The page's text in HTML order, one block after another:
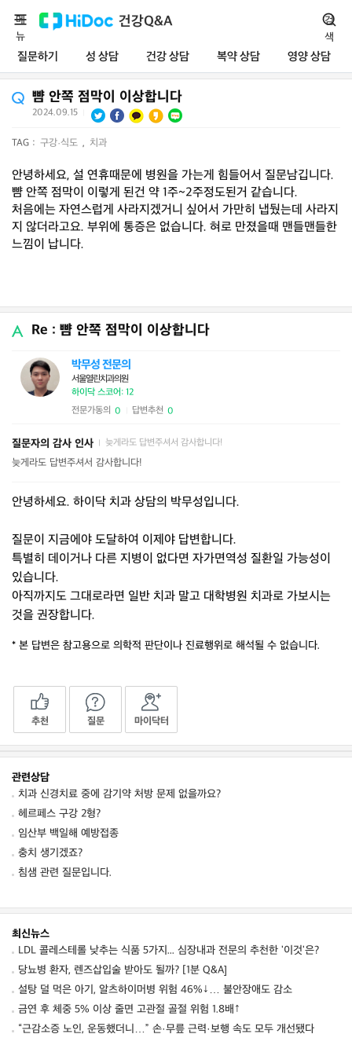
건강Q&A
질문하기 성 상담 건강 상담 복약 상담 영양 상담
메
뉴
검
색
뺨 안쪽 점막이 이상합니다
2024.09.15
TAG : 구강·식도 , 치과
안녕하세요, 설 연휴때문에 병원을 가는게 힘들어서 질문남깁니다.
뺨 안쪽 점막이 이렇게 된건 약 1주~2주정도된거 같습니다.
처음에는 자연스럽게 사라지겠거니 싶어서 가만히 냅뒀는데 사라지
지 않더라고요. 부위에 통증은 없습니다. 혀로 만졌을때 맨들맨들한
느낌이 납니다.
Re : 뺨 안쪽 점막이 이상합니다
박무성 전문의
서울열린치과의원
하이닥 스코어: 12
전문가동의 0 답변추천 0
질문자의 감사 인사 늦게라도 답변주셔서 감사합니다!
늦게라도 답변주셔서 감사합니다!
안녕하세요. 하이닥 치과 상담의 박무성입니다.
질문이 지금에야 도달하여 이제야 답변합니다.
특별히 데이거나 다른 지병이 없다면 자가면역성 질환일 가능성이
있습니다.
아직까지도 그대로라면 일반 치과 말고 대학병원 치과로 가보시는
것을 권장합니다.
* 본 답변은 참고용으로 의학적 판단이나 진료행위로 해석될 수 없습니다.
추천 질문 마이닥터
관련상담
치과 신경치료 중에 감기약 처방 문제 없을까요?
헤르페스 구강 2형?
임산부 백일해 예방접종
충치 생기겠죠?
침샘 관련 질문입니다.
최신뉴스
LDL 콜레스테롤 낮추는 식품 5가지... 심장내과 전문의 추천한 '이것'은?
당뇨병 환자, 렌즈삽입술 받아도 될까? [1분 Q&A]
설탕 덜 먹은 아기, 알츠하이머병 위험 46%↓… 불안장애도 감소
금연 후 체중 5% 이상 줄면 고관절 골절 위험 1.8배↑
“근감소증 노인, 운동했더니…” 손·무릎 근력·보행 속도 모두 개선됐다